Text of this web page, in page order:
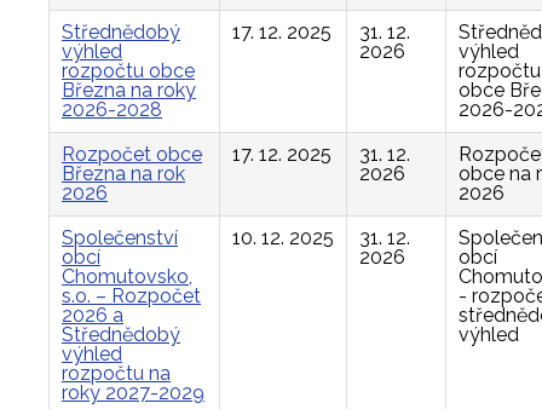
Střednědobý
výhled
rozpočtu obce
Března na roky
2026-2028
17. 12. 2025
31. 12.
2026
výhled
rozpočtu
obce
2026-
Rozpočet obce
Března na rok
2026
17. 12. 2025
31. 12.
2026
obce na
2026
Společenství
obcí
Chomutovsko,
s.o. – Rozpočet
2026 a
Střednědobý
výhled
rozpočtu na
roky 2027-2029
10. 12. 2025
31. 12.
2026
obcí
-
výhled